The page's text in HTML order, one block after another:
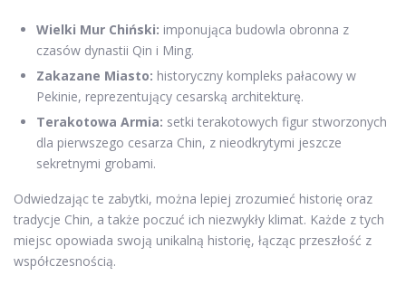
Wielki Mur Chiński: imponująca budowla obronna z
czasów dynastii Qin i Ming.
Zakazane Miasto: historyczny kompleks pałacowy w
Pekinie, reprezentujący cesarską architekturę.
Terakotowa Armia: setki terakotowych figur stworzonych
dla pierwszego cesarza Chin, z nieodkrytymi jeszcze
sekretnymi grobami.
Odwiedzając te zabytki, można lepiej zrozumieć historię oraz
tradycje Chin, a także poczuć ich niezwykły klimat. Każde z tych
miejsc opowiada swoją unikalną historię, łącząc przeszłość z
współczesnością.